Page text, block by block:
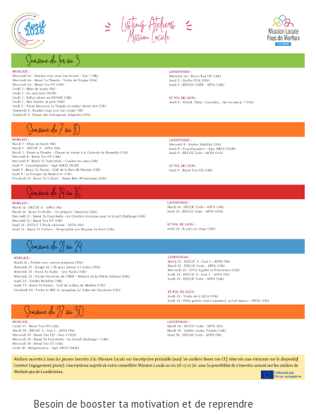
Besoin de booster ta motivation et de reprendre